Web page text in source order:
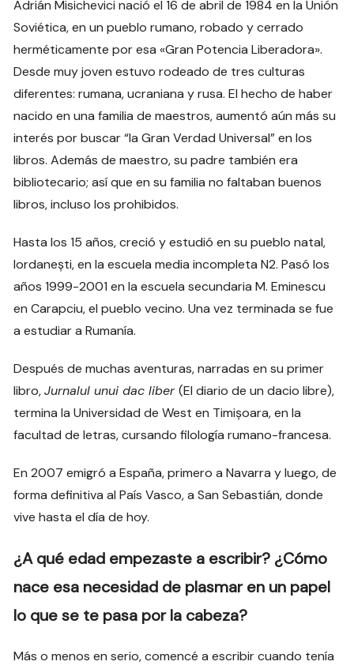
Adrián Misichevici nació el 16 de abril de 1984 en la Unión
Soviética, en un pueblo rumano, robado y cerrado
herméticamente por esa «Gran Potencia Liberadora».
Desde muy joven estuvo rodeado de tres culturas
diferentes: rumana, ucraniana y rusa. El hecho de haber
nacido en una familia de maestros, aumentó aún más su
interés por buscar “la Gran Verdad Universal” en los
libros. Además de maestro, su padre también era
bibliotecario; así que en su familia no faltaban buenos
libros, incluso los prohibidos.
Hasta los 15 años, creció y estudió en su pueblo natal,
Iordanești, en la escuela media incompleta N2. Pasó los
años 1999-2001 en la escuela secundaria M. Eminescu
en Carapciu, el pueblo vecino. Una vez terminada se fue
a estudiar a Rumanía.
Después de muchas aventuras, narradas en su primer
libro,Jurnalul unui dac liber(El diario de un dacio libre),
termina la Universidad de West en Timișoara, en la
facultad de letras, cursando filología rumano-francesa.
En 2007 emigró a España, primero a Navarra y luego, de
forma definitiva al País Vasco, a San Sebastián, donde
vive hasta el día de hoy.
¿A qué edad empezaste a escribir? ¿Cómo
nace esa necesidad de plasmar en un papel
lo que se te pasa por la cabeza?
Más o menos en serio, comencé a escribir cuando tenía